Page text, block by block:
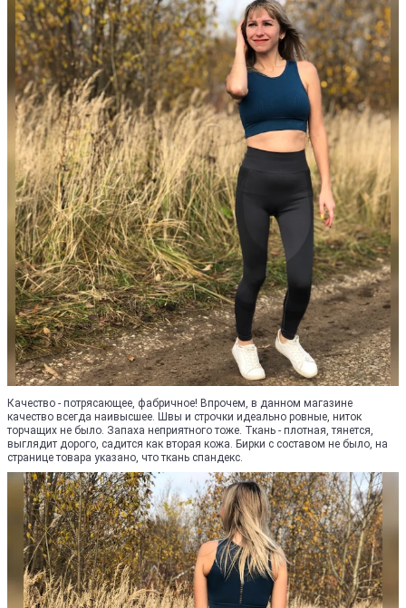
Качество - потрясающее, фабричное! Впрочем, в данном магазине
качество всегда наивысшее. Швы и строчки идеально ровные, ниток
торчащих не было. Запаха неприятного тоже. Ткань - плотная, тянется,
выглядит дорого, садится как вторая кожа. Бирки с составом не было, на
странице товара указано, что ткань спандекс.